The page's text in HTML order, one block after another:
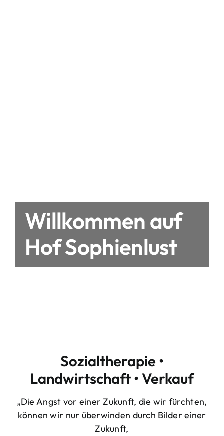
Willkommen auf
Hof Sophienlust
Sozialtherapie •
Landwirtschaft • Verkauf
„Die Angst vor einer Zukunft, die wir fürchten,
können wir nur überwinden durch Bilder einer
Zukunft,